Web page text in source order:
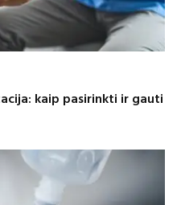
kaip pasirinkti ir gauti